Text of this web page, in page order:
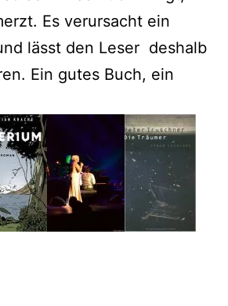
Es verursacht ein
lässt den Leser deshalb
Ein gutes Buch, ein